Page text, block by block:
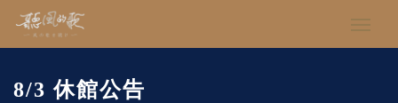
8/3 休館公告